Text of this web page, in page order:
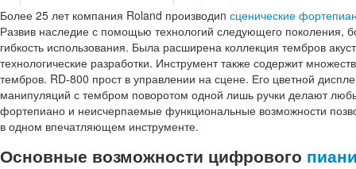
Более 25 лет компания Roland производиn сценические
Развив наследие с помощью технологий следующего поколения,
гибкость использования. Была расширена коллекция тембров
технологические разработки. Инструмент также содержит
тембров. RD-800 прост в управлении на сцене. Его цветной
манипуляций с тембром поворотом одной лишь ручки делают
фортепиано и неисчерпаемые функциональные возможности
в одном впечатляющем инструменте.
Основные возможности цифрового